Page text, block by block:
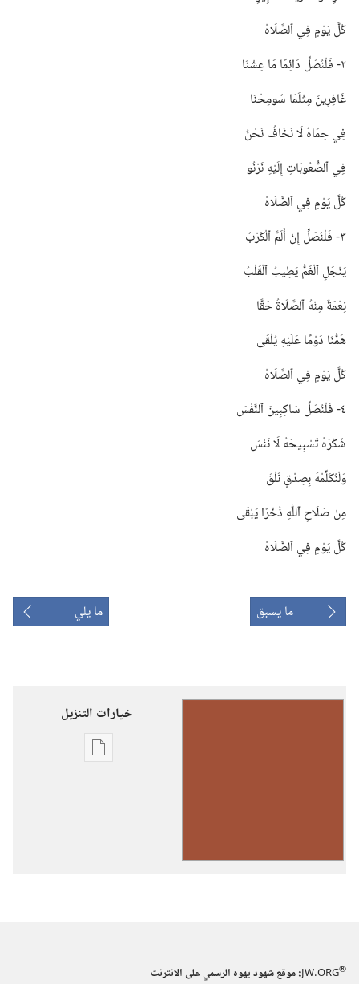
كُلَّ يَوْمٍ فِي ٱلصَّلَاهْ
٢-‏ فَلْنُصَلِّ دَائِمًا مَا عِشْنَا
غَافِرِينَ مِثْلَمَا سُومِحْنَا
فِي حِمَاهُ لَا نَخَافُ نَحْنُ
فِي ٱلصُّعُوبَاتِ إِلَيْهِ نَرْنُو
كُلَّ يَوْمٍ فِي ٱلصَّلَاهْ
٣-‏ فَلْنُصَلِّ إِنْ أَلَمَّ ٱلْكَرْبُ
يَنْجَلِ ٱلْغَمُّ يَطِيبُ ٱلْقَلْبُ
نِعْمَةٌ مِنْهُ ٱلصَّلَاةُ حَقَّا
هَمُّنَا دَوْمًا عَلَيْهِ يُلْقَى
كُلَّ يَوْمٍ فِي ٱلصَّلَاهْ
٤-‏ فَلْنُصَلِّ سَاكِبِينَ ٱلنَّفْسَ
شُكْرَهُ تَسْبِيحَهُ لَا نَنْسَ
وَلْنُكَلِّمْهُ بِصِدْقٍ نَلْقَ
مِنْ صَلَاحِ ٱللّٰهِ ذُخْرًا يَبْقَى
كُلَّ يَوْمٍ فِي ٱلصَّلَاهْ
ما يسبق ما يلي
خيارات التنزيل
خيارات
JW.ORG®
:‏ موقع شهود يهوه الرسمي على الانترنت